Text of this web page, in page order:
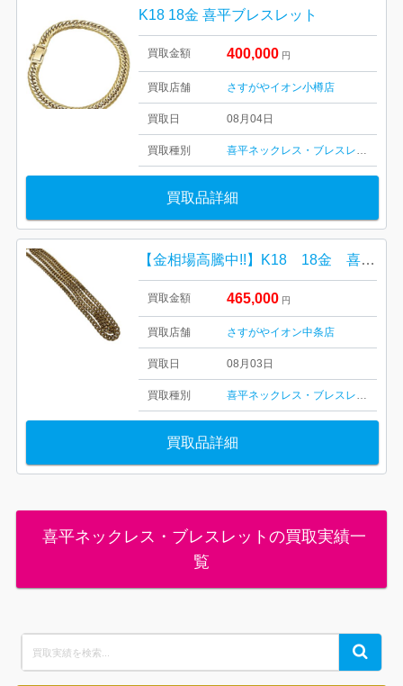
K18 18金 喜平ブレスレット
買取金額 400,000 円
買取店舗 さすがやイオン小樽店
買取日 08月04日
買取種別 喜平ネックレス・ブレスレット
買取品詳細
【金相場高騰中!!】K18 18金 喜平ネックレス
買取金額 465,000 円
買取店舗 さすがやイオン中条店
買取日 08月03日
買取種別 喜平ネックレス・ブレスレット
買取品詳細
喜平ネックレス・ブレスレットの買取実績一
覧
for:
Search